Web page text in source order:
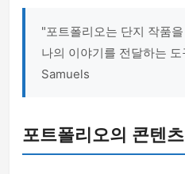
"포트폴리오는 단지 작품
나의 이야기를 전달하는
Samuels
포트폴리오의 콘텐